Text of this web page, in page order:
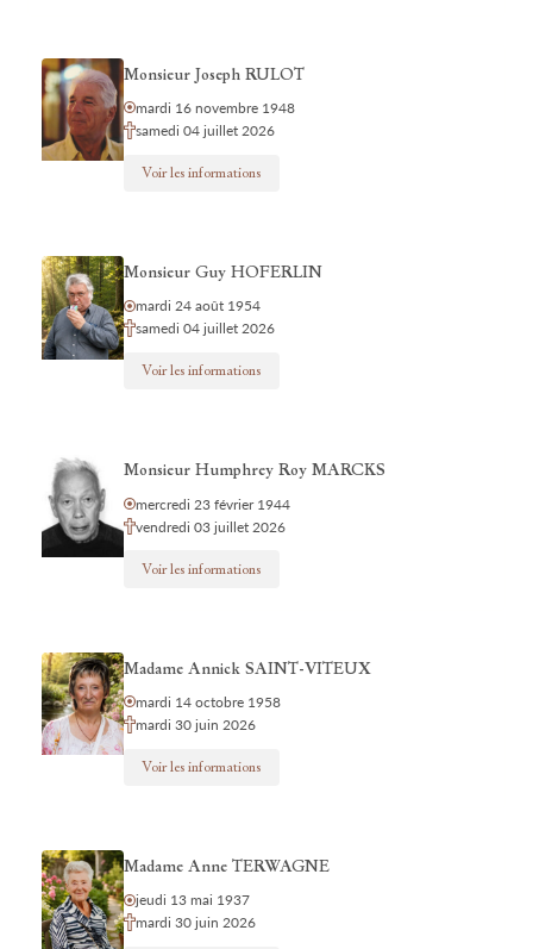
Monsieur Joseph RULOT
mardi 16 novembre 1948
samedi 04 juillet 2026
Voir les informations
Monsieur Guy HOFERLIN
mardi 24 août 1954
samedi 04 juillet 2026
Voir les informations
Monsieur Humphrey Roy MARCKS
mercredi 23 février 1944
vendredi 03 juillet 2026
Voir les informations
Madame Annick SAINT-VITEUX
mardi 14 octobre 1958
mardi 30 juin 2026
Voir les informations
Madame Anne TERWAGNE
jeudi 13 mai 1937
mardi 30 juin 2026